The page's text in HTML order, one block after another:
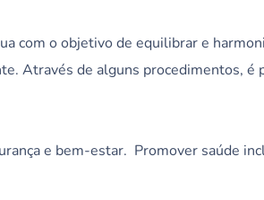
com o objetivo de equilibrar e
Através de alguns procedimentos, é
e bem-estar. Promover saúde